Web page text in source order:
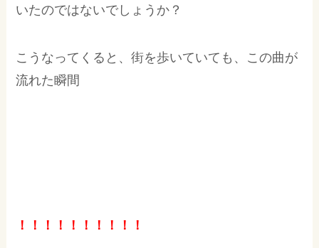
いたのではないでしょうか？
こうなってくると、街を歩いていても、この曲が
流れた瞬間
！！！！！！！！！！